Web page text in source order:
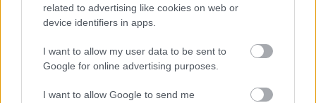
related to advertising like cookies on web or
device identifiers in apps.
I want to allow my user data to be sent to
Google for online advertising purposes.
I want to allow Google to send me
fogalmazott. Hozzátette, részletesen kielemezték
az idény eleji adatokat, és azokra a területekre
koncentráltak, amelyek valódi különbséget
jelenthetnek a pályán.